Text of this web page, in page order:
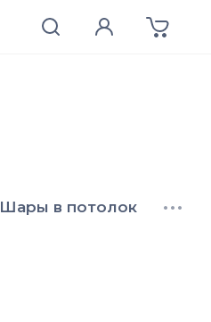
Шары в потолок •••